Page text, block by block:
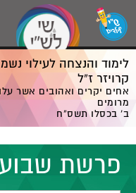
לימוד והנצחה לעילוי
קרויזר ז”ל
אחים יקרים ואהובים אשר
מרומים
ב' בכסלו תשס”ח
פרשת